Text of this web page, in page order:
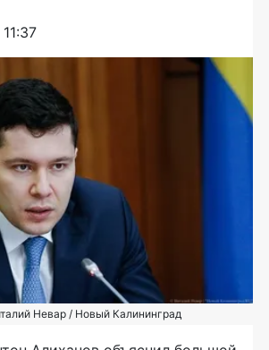
Невар / Новый Калининград